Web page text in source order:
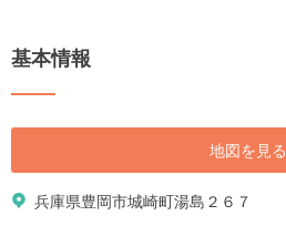
基本情報
地図を見る
兵庫県豊岡市城崎町湯島２６７